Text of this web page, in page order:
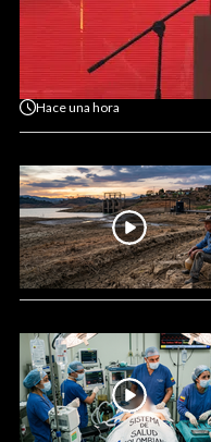
Haceuna hora